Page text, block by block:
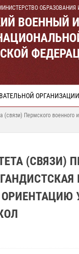
ОБРАЗОВАНИЯ
ВОЕННЫЙ
ОРГАНИЗАЦИИ
(связи) Пермского военного
(СВЯЗИ)